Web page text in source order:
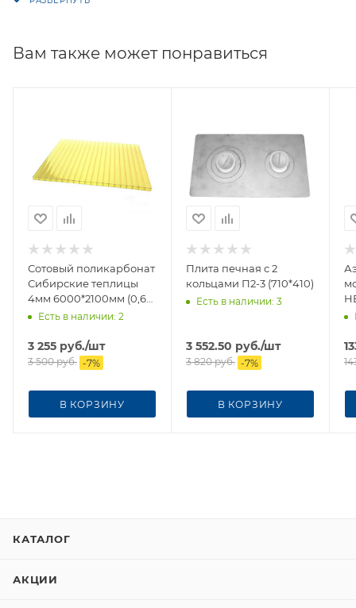
Вам также может понравиться
Сотовый поликарбонат
Сибирские теплицы
4мм 6000*2100мм (0,60)
желтый (Без НДС)
Есть в наличии: 2
3 255 руб./шт
3 500руб. -7%
В КОРЗИНУ
Плита печная с 2
кольцами П2-3 (710*410)
Есть в наличии: 3
3 552.50 руб./шт
3 820руб. -7%
В КОРЗИНУ
КАТАЛОГ
АКЦИИ